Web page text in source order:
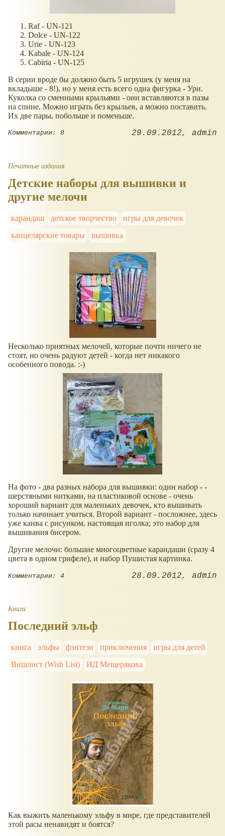
Raf - UN-121
Dolce - UN-122
Urie - UN-123
Kabale - UN-124
Cabiria - UN-125
В серии вроде бы должно быть 5 игрушек (у меня на
вкладыше - 8!), но у меня есть всего одна фигурка - Ури.
Куколка со сменными крыльями - они вставляются в пазы
на спине. Можно играть без крыльев, а можно поставить.
Их две пары, побольше и поменьше.
Комментарии: 8 29.09.2012 admin
Печатные издания
Детские наборы для вышивки и
другие мелочи
карандаш детское творчество
игры для девочек
канцелярские товары
вышивка
Несколько приятных мелочей, которые почти ничего не
стоят, но очень радуют детей - когда нет никакого
особенного повода. :-)
На фото - два разных набора для вышивки: один набор - -
шерстяными нитками, на пластиковой основе - очень
хороший вариант для маленьких девочек, кто вышивать
только начинает учиться. Второй вариант - посложнее, здесь
уже канва с рисунком, настоящая иголка; это набор для
вышивания бисером.
Другие мелочи: большие многоцветные карандаши (сразу 4
цвета в одном грифеле), и набор Пушистая картинка.
Комментарии: 4 28.09.2012 admin
Книги
Последний эльф
книга эльфы фэнтези приключения
игры для детей
Вишлист (Wish List)
ИД Мещерякова
Как выжить маленькому эльфу в мире, где представителей
этой расы ненавидят и боятся?